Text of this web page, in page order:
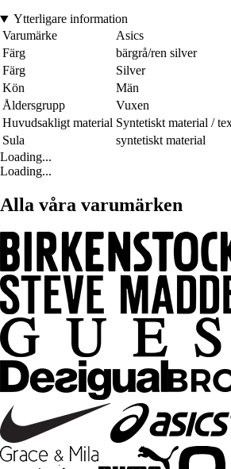
Ytterligare information
Varumärke
Asics
Färg
bärgrå/ren silver
Färg
Silver
Kön
Män
Åldersgrupp
Vuxen
Huvudsakligt material Syntetiskt material /
Sula
syntetiskt material
Loading...
Loading...
Alla våra varumärken